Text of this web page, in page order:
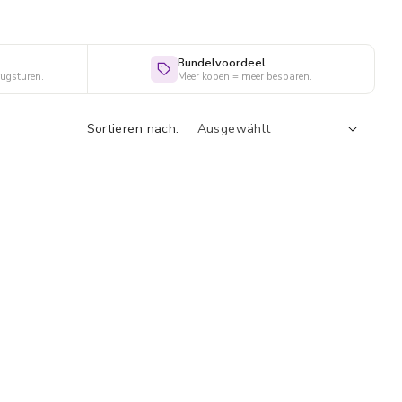
Bundelvoordeel
Meer kopen = meer besparen.
Sortieren nach: